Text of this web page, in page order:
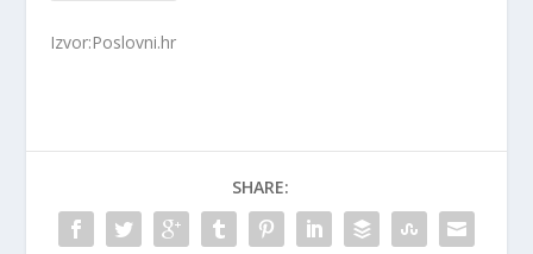
Izvor:Poslovni.hr
SHARE: